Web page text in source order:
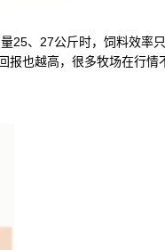
25、27公斤时，饲料效率
也越高，很多牧场在行情